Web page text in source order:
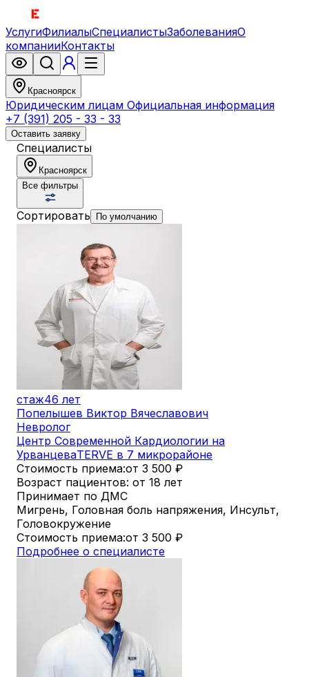
УслугиФилиалыСпециалистыЗаболеванияО
компанииКонтакты
Красноярск
Юридическим лицам Официальная информация
+7 (391) 205 - 33 - 33
Оставить заявку
Специалисты
Красноярск
Все фильтры
Сортировать По умолчанию
стаж46 лет
Попелышев Виктор Вячеславович
Невролог
Центр Современной Кардиологии на
УрванцеваTERVE в 7 микрорайоне
Стоимость приема:от 3 500 ₽
Возраст пациентов: от 18 лет
Принимает по ДМС
Мигрень, Головная боль напряжения, Инсульт,
Головокружение
Стоимость приема:от 3 500 ₽
Подробнее о специалисте